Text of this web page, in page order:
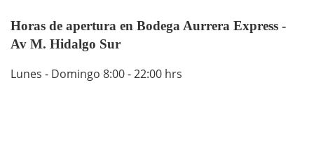
Horas de apertura en Bodega Aurrera Express -
Av M. Hidalgo Sur
Lunes - Domingo 8:00 - 22:00 hrs